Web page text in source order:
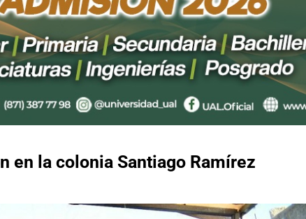
en la colonia Santiago Ramírez